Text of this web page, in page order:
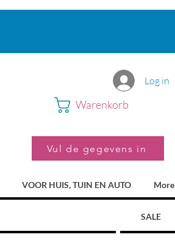
Log in
Warenkorb
Vul de gegevens in
VOOR HUIS, TUIN EN AUTO More
SALE